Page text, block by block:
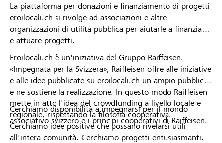
La piattaforma per donazioni e finanziamento di progetti
eroilocali.ch si rivolge ad associazioni e altre
organizzazioni di utilità pubblica per aiutarle a finanziare
e attuare progetti.
Eroilocali.ch è un'iniziativa del Gruppo Raiffeisen.
«Impegnata per la Svizzera», Raiffeisen offre alle iniziative
e alle idee pubblicate su eroilocali.ch un ampio pubblico
e ne sostiene la realizzazione. In questo modo Raiffeisen
mette in atto l'idea del crowdfunding a livello locale e
regionale, rispettando la filosofia cooperativa.
Cerchiamo idee positive che possano rivelarsi utili
all'intera comunità. Cerchiamo progetti entusiasmanti.
Cerchiamo disponibilità a impegnarsi per il mondo
associativo svizzero e i principi cooperativi di Raiffeisen.